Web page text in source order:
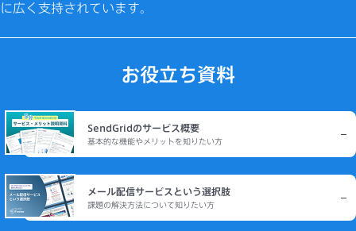
に広く支持されています。
お役立ち資料
SendGridのサービス概要
基本的な機能やメリットを知りたい方
メール配信サービスという選択肢
課題の解決方法について知りたい方